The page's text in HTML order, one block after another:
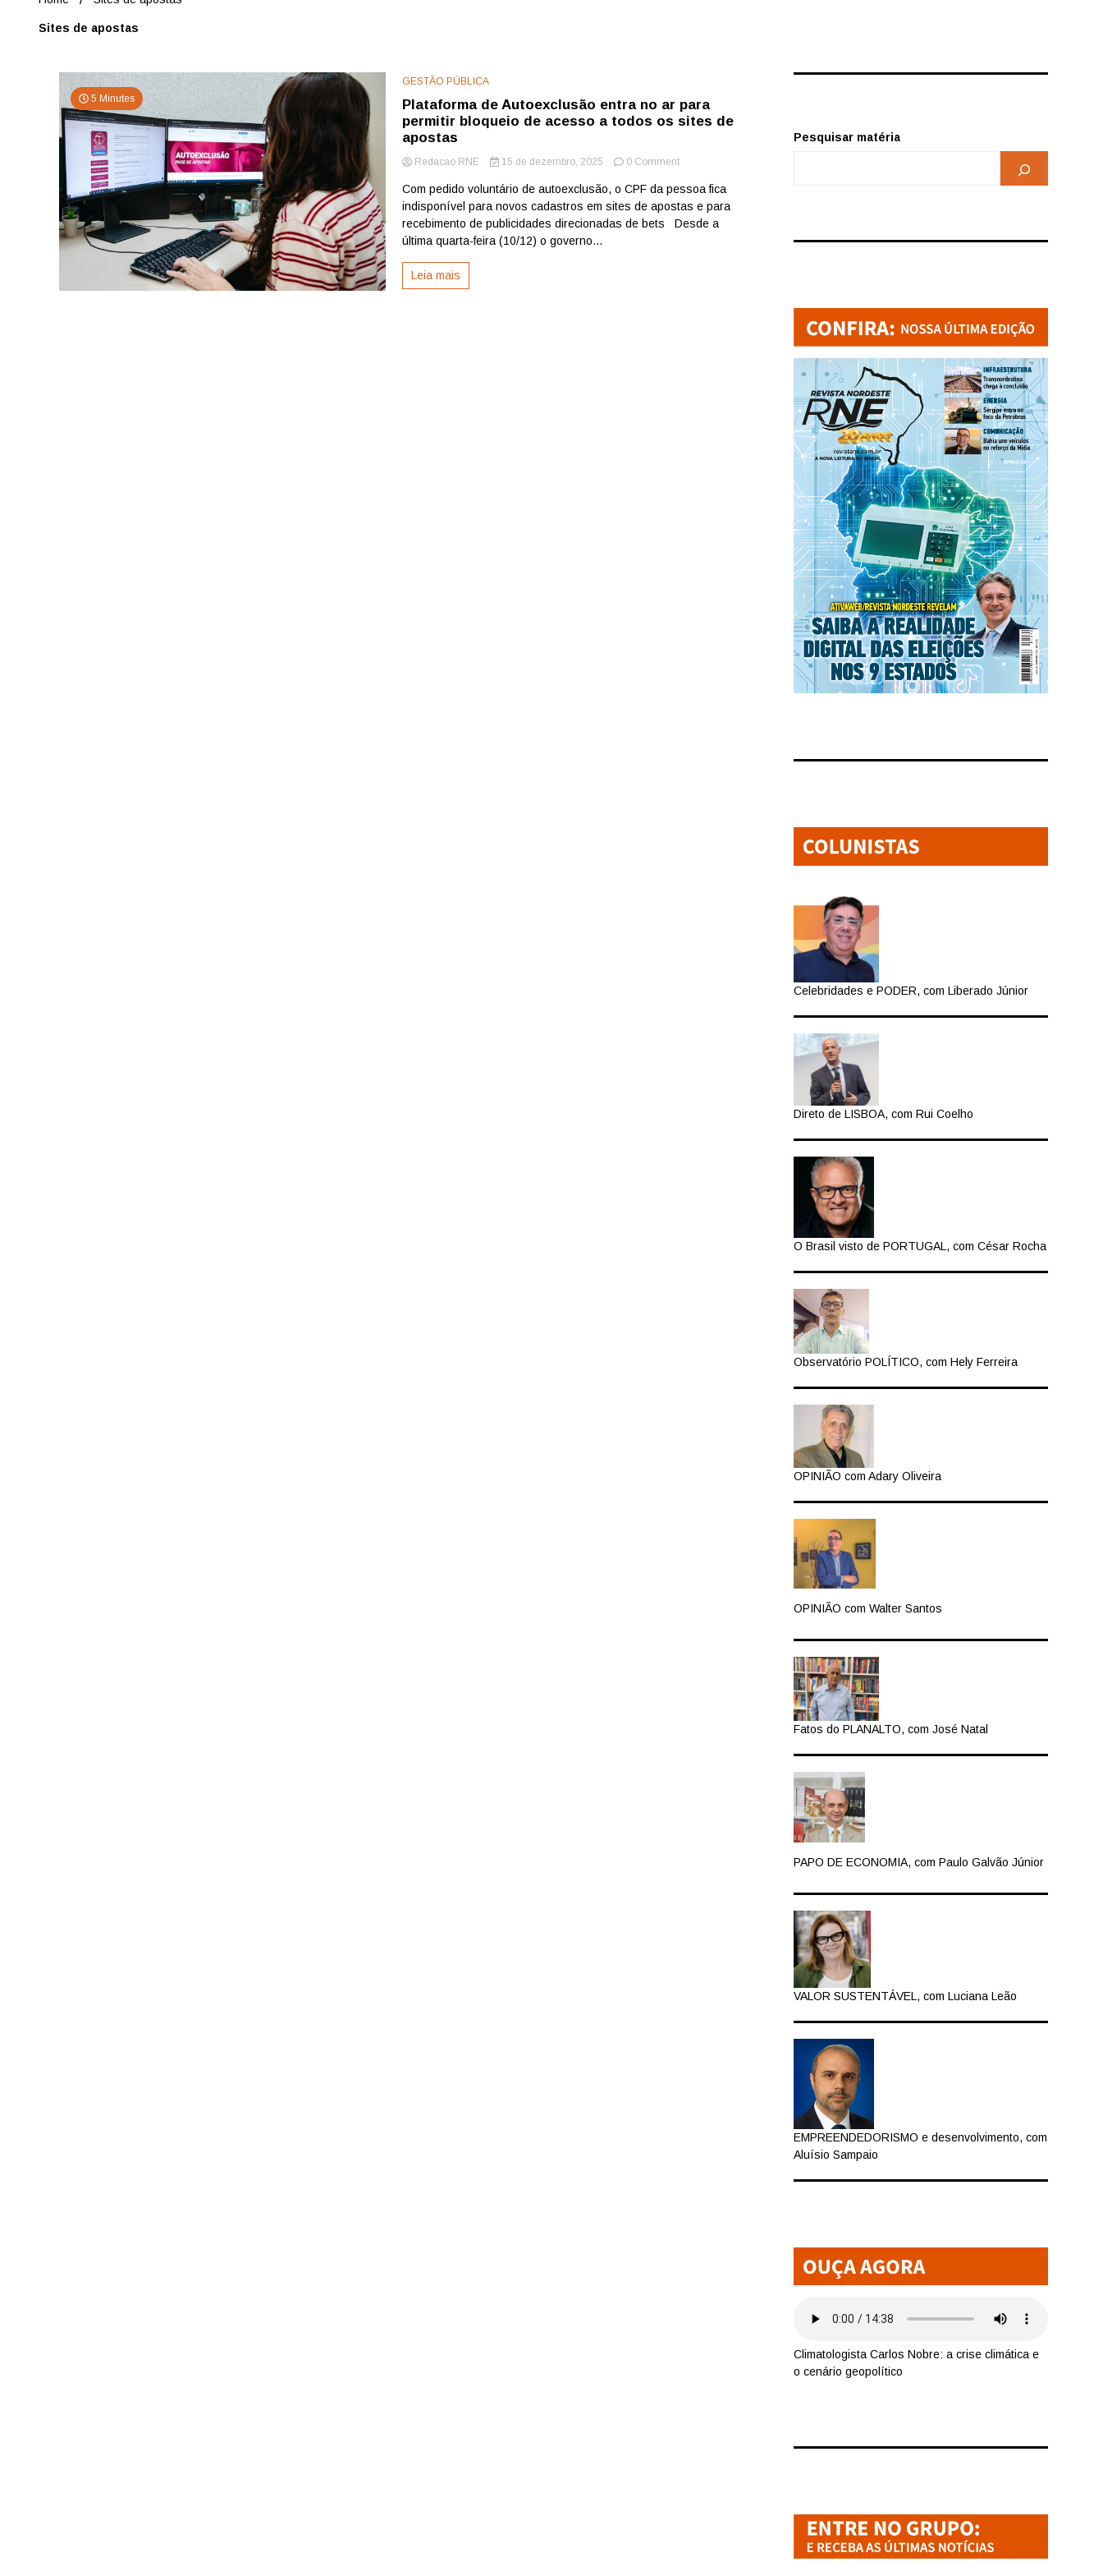
Sites de apostas
5 Minutes
GESTÃO PÚBLICA
Plataforma de Autoexclusão entra no ar para
permitir bloqueio de acesso a todos os sites de
apostas
Redacao RNE 15 de dezembro, 2025 0 Commenton
de
Autoexclusão
entra
Com pedido voluntário de autoexclusão, o CPF da pessoa fica
indisponível para novos cadastros em sites de apostas e para
recebimento de publicidades direcionadas de bets Desde a
última quarta-feira (10/12) o governo...
Leia mais
Pesquisar matéria
Celebridades e PODER, com Liberado Júnior
Direto de LISBOA, com Rui Coelho
O Brasil visto de PORTUGAL, com César Rocha
Observatório POLÍTICO, com Hely Ferreira
OPINIÃO com Adary Oliveira
OPINIÃO com Walter Santos
Fatos do PLANALTO, com José Natal
PAPO DE ECONOMIA, com Paulo Galvão Júnior
VALOR SUSTENTÁVEL, com Luciana Leão
EMPREENDEDORISMO e desenvolvimento, com
Aluísio Sampaio
Climatologista Carlos Nobre: a crise climática e
o cenário geopolítico